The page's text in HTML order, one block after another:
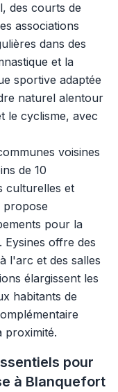
des courts de
associations
dans des
et la
sportive adaptée
naturel alentour
le cyclisme, avec
voisines
de 10
culturelles et
propose
pour la
offre des
l'arc et des salles
élargissent les
habitants de
proximité.
pour
à Blanquefort